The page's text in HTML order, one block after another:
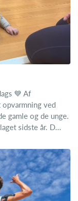
💙 Af
ved
gamle og de unge.
sidste år. D...